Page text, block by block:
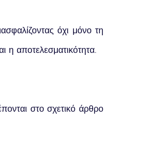
όχι μόνο τη
η αποτελεσματικότητα.
στο σχετικό άρθρο